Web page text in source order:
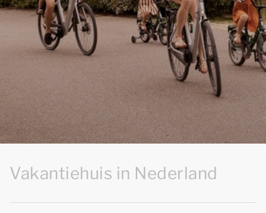
Vakantiehuis in Nederland